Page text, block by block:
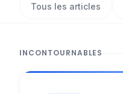
Tous les articles
INCONTOURNABLES